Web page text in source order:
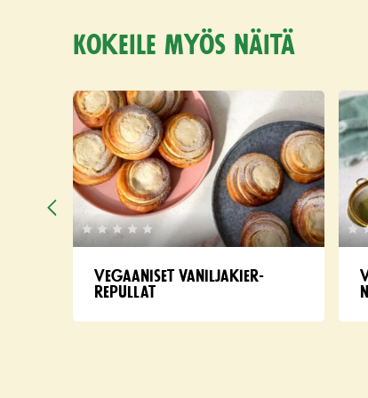
Kokeile myös näitä
Vegaaniset vaniljakier­
repullat